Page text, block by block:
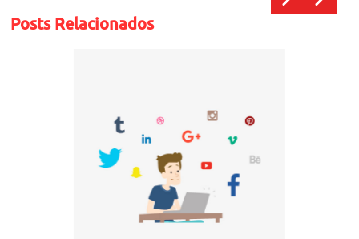
Posts Relacionados